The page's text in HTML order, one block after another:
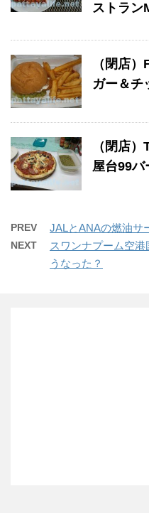
ストラン
（閉店
ガー＆チ
（閉店
屋台99バ
PREV JALとANAの燃油サ
NEXT
スワンナプーム空
うなった？